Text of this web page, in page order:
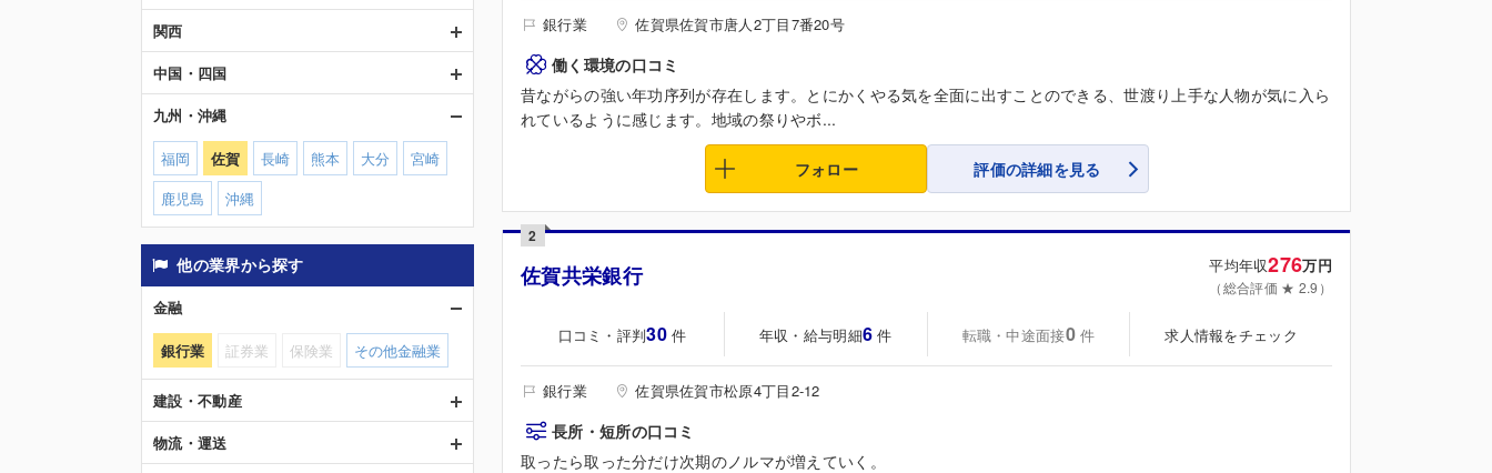
銀行業 佐賀県佐賀市唐人2丁目7番20号
働く環境の口コミ
昔ながらの強い年功序列が存在します。とにかくやる気を全面に出すことのできる、世渡り上手な人物が気に入ら
れているように感じます。地域の祭りやボ...
フォロー 評価の詳細を見る
2
佐賀共栄銀行 平均年収276万円
（総合評価 ★ 2.9）
口コミ・評判30 件 年収・給与明細6 件 転職・中途面接0 件 求人情報をチェック
銀行業 佐賀県佐賀市松原4丁目2-12
長所・短所の口コミ
取ったら取った分だけ次期のノルマが増えていく。
関西
中国・四国
九州・沖縄
福岡 佐賀 長崎 熊本 大分
宮崎
鹿児島
沖縄
他の業界から探す
金融
銀行業 証券業 保険業 その他金融業
建設・不動産
物流・運送